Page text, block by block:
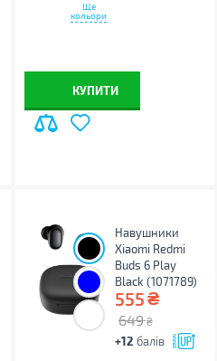
Ще
кольори
КУПИТИ
Навушники
Xiaomi Redmi
Buds 6 Play
Black (1071789)
555₴
649 ₴
+12 балів